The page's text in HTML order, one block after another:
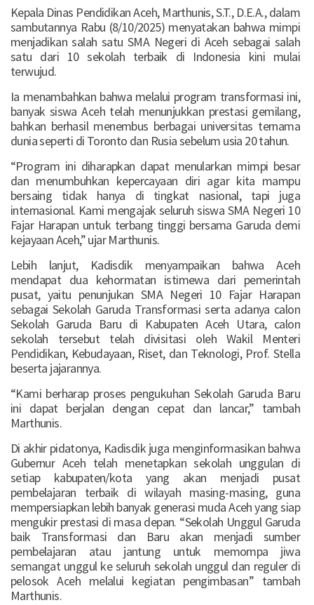
Kepala Dinas Pendidikan Aceh, Marthunis, S.T., D.E.A., dalam
sambutannya Rabu (8/10/2025) menyatakan bahwa mimpi
menjadikan salah satu SMA Negeri di Aceh sebagai salah
satu dari 10 sekolah terbaik di Indonesia kini mulai
terwujud.
Ia menambahkan bahwa melalui program transformasi ini,
banyak siswa Aceh telah menunjukkan prestasi gemilang,
bahkan berhasil menembus berbagai universitas ternama
dunia seperti di Toronto dan Rusia sebelum usia 20 tahun.
“Program ini diharapkan dapat menularkan mimpi besar
dan menumbuhkan kepercayaan diri agar kita mampu
bersaing tidak hanya di tingkat nasional, tapi juga
internasional. Kami mengajak seluruh siswa SMA Negeri 10
Fajar Harapan untuk terbang tinggi bersama Garuda demi
kejayaan Aceh,” ujar Marthunis.
Lebih lanjut, Kadisdik menyampaikan bahwa Aceh
mendapat dua kehormatan istimewa dari pemerintah
pusat, yaitu penunjukan SMA Negeri 10 Fajar Harapan
sebagai Sekolah Garuda Transformasi serta adanya calon
Sekolah Garuda Baru di Kabupaten Aceh Utara, calon
sekolah tersebut telah divisitasi oleh Wakil Menteri
Pendidikan, Kebudayaan, Riset, dan Teknologi, Prof. Stella
beserta jajarannya.
“Kami berharap proses pengukuhan Sekolah Garuda Baru
ini dapat berjalan dengan cepat dan lancar,” tambah
Marthunis.
Di akhir pidatonya, Kadisdik juga menginformasikan bahwa
Gubernur Aceh telah menetapkan sekolah unggulan di
setiap kabupaten/kota yang akan menjadi pusat
pembelajaran terbaik di wilayah masing-masing, guna
mempersiapkan lebih banyak generasi muda Aceh yang siap
mengukir prestasi di masa depan. “Sekolah Unggul Garuda
baik Transformasi dan Baru akan menjadi sumber
pembelajaran atau jantung untuk memompa jiwa
semangat unggul ke seluruh sekolah unggul dan reguler di
pelosok Aceh melalui kegiatan pengimbasan” tambah
Marthunis.